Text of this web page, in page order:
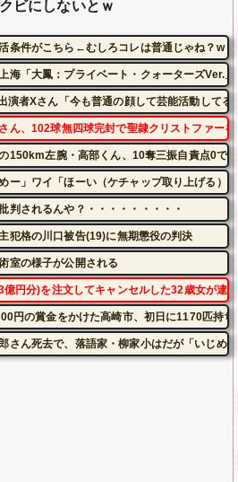
ビにしないとｗ
条件がこちら←むしろコレは普通じゃね？w
海「大鳳：プライベート・クォーターズVer.
演者Xさん「今も普通の顔して芸能活動して
ん、102球無四球完封で聖隷クリストファー
150km左腕・高部くん、10奪三振自責点0で
ー」ワイ「ほーい（ケチャップ取り上げる）
判されるんや？・・・・・・・・・
犯格の川口被告(19)に無期懲役の判決
室の様子が公開される
円分)を注文してキャンセルした32歳女が逮捕
円の賞金をかけた高崎市、初日に1170匹持ち
さん死去で、落語家・柳家小はだが「いじめ